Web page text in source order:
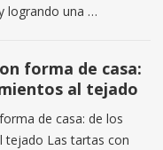
logrando una …
forma de casa:
al tejado
de casa: de los
tejado Las tartas con